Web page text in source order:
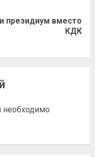
президиум вместо
КДК
необходимо